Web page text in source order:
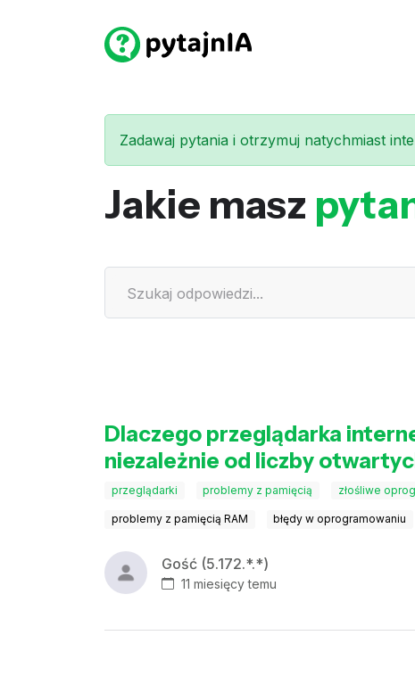
Zadawaj pytania i otrzymuj natychmiast
Jakie masz
Dlaczego przeglądarka
niezależnie od liczby
przeglądarki problemy z pamięcią złośliwe
problemy z pamięcią RAM błędy w oprogramowaniu
Gość (5.172.*.*)
11 miesięcy temu